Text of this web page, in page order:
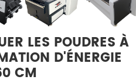
LES POUDRES À
D'ÉNERGIE
CM